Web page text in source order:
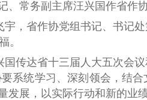
常务副主席汪兴国作省作
，省作协党组书记、书记
。
传达省十三届人大五次会
系统学习、深刻领会，结合
展，以实际行动和新的业